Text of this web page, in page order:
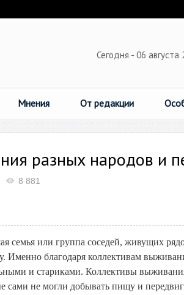
Сегодня - 06 августа
Мнения От редакции
разных народов и
8 881
семья или группа соседей, живущих
Именно благодаря коллективам
и стариками. Коллективы
сами не могли добывать пищу и